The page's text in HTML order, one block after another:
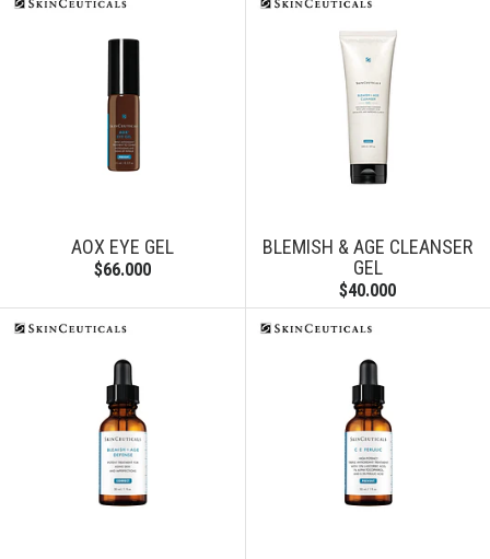
AOX EYE GEL
$66.000
BLEMISH & AGE CLEANSER
GEL
$40.000